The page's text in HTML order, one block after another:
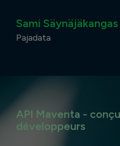
Sami Säynäjäkangas
Pajadata
API Maventa -
développeurs